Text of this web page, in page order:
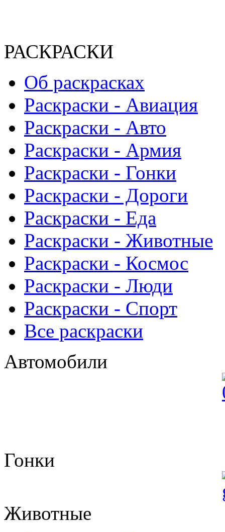
РАСКРАСКИ
Об раскрасках
Раскраски - Авиация
Раскраски - Авто
Раскраски - Армия
Раскраски - Гонки
Раскраски - Дороги
Раскраски - Еда
Раскраски - Животныe
Раскраски - Космос
Раскраски - Люди
Раскраски - Спорт
Все раскраски
Автомобили
Гонки
Животные